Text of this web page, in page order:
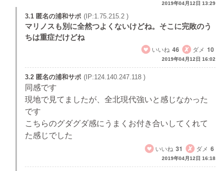
2019年04月12日 13:29
3.1 匿名の浦和サポ (IP:1.75.215.2 )
マリノスも別に全然つよくないけどね。そこに完敗のう
ちは重症だけどね
いいね 46 ダメ 10
2019年04月12日 16:02
3.2 匿名の浦和サポ (IP:124.140.247.118 )
同感です
現地で見てましたが、全北現代強いと感じなかった
です
こちらのグダグダ感にうまくお付き合いしてくれて
た感じでした
いいね 31 ダメ 6
2019年04月12日 16:18